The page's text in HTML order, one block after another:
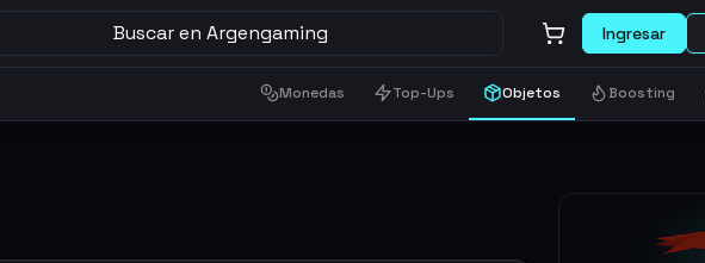
Buscar en Argengaming Ingresar
Monedas Top-Ups Objetos Boosting